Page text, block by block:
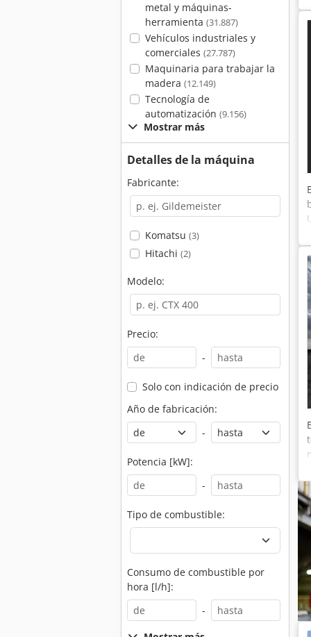
metal y máquinas-
herramienta (31.887)
Vehículos industriales y
comerciales (27.787)
Maquinaria para trabajar la
madera (12.149)
Tecnología de
automatización (9.156)
Mostrar más
Detalles de la máquina
Fabricante:
Komatsu (3)
Hitachi (2)
Modelo:
Precio:
-
Solo con indicación de precio
Año de fabricación:
-
Potencia [kW]:
-
Tipo de combustible:
Consumo de combustible por
hora [l/h]:
-